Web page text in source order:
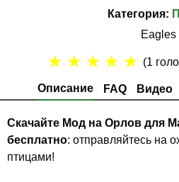
Категория:
Eagles
Описание FAQ Видео
★ ★ ★ ★ ★ (1
Скачайте Мод на Орлов для
бесплатно: отправляйтесь на
птицами!